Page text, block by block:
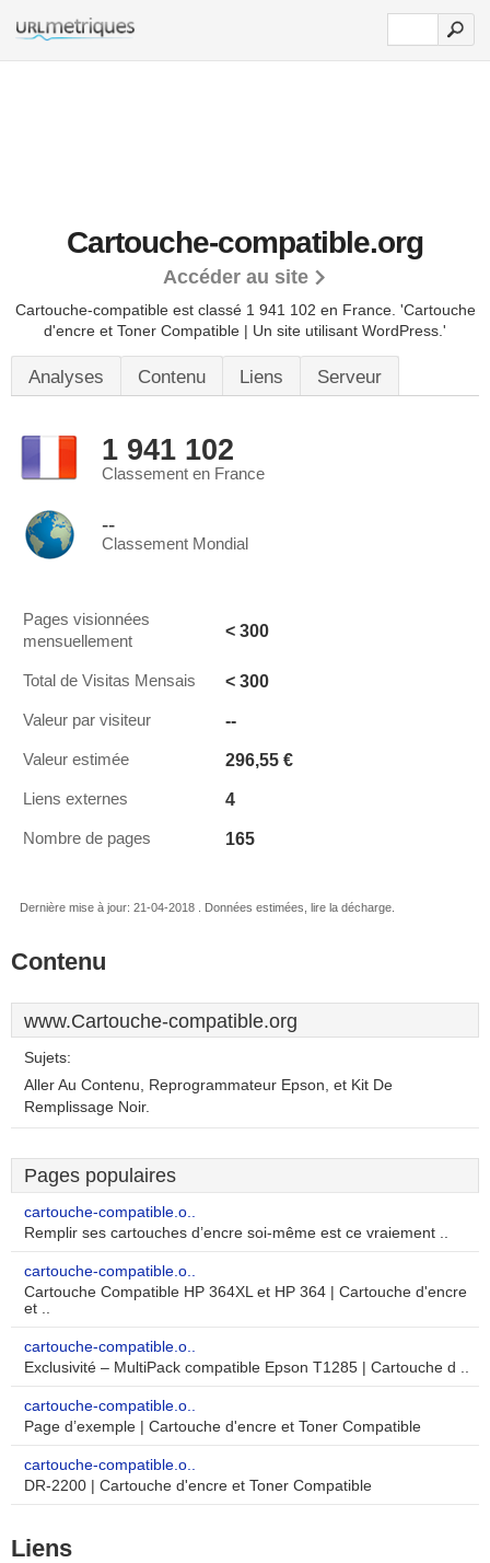
Cartouche-compatible.org
Accéder au site
Cartouche-compatible est classé 1 941 102 en France. 'Cartouche
d'encre et Toner Compatible | Un site utilisant WordPress.'
Analyses Contenu Liens Serveur
1 941 102
Classement en France
--
Classement Mondial
Pages visionnées
mensuellement
< 300
Total de Visitas Mensais < 300
Valeur par visiteur --
Valeur estimée 296,55 €
Liens externes 4
Nombre de pages 165
Dernière mise à jour: 21-04-2018 . Données estimées, lire la décharge.
Contenu
www.Cartouche-compatible.org
Sujets:
Aller Au Contenu, Reprogrammateur Epson, et Kit De
Remplissage Noir.
Pages populaires
cartouche-compatible.o..
Remplir ses cartouches d’encre soi-même est ce vraiement ..
cartouche-compatible.o..
Cartouche Compatible HP 364XL et HP 364 | Cartouche d'encre
et ..
cartouche-compatible.o..
Exclusivité – MultiPack compatible Epson T1285 | Cartouche d ..
cartouche-compatible.o..
Page d’exemple | Cartouche d'encre et Toner Compatible
cartouche-compatible.o..
DR-2200 | Cartouche d'encre et Toner Compatible
Liens